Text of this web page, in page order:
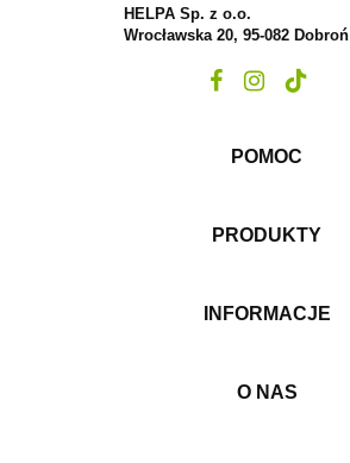
HELPA Sp. z o.o.
Wrocławska 20, 95-082 Dobroń
POMOC
PRODUKTY
INFORMACJE
O NAS